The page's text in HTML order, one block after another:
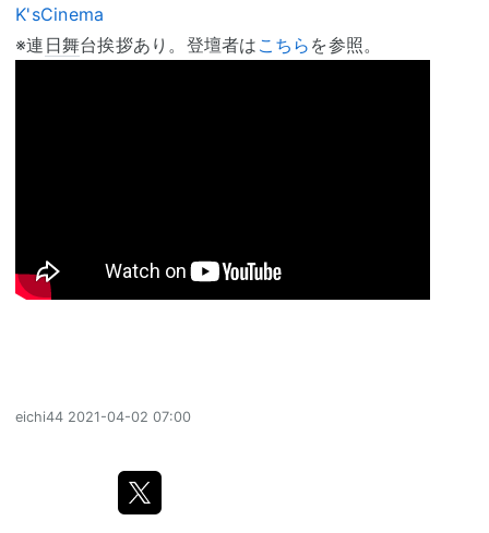
K'sCinema
※連 日舞台挨拶あり。登壇者は こちら を参照。
eichi44 2021-04-02 07:00